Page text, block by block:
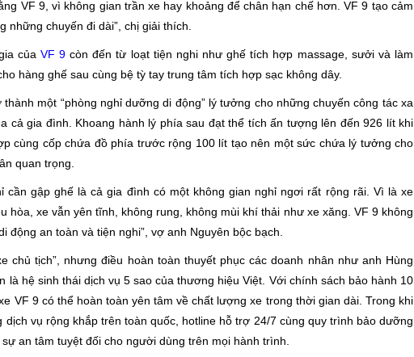
VF 9, vì không gian trần xe hay khoảng để chân hạn chế hơn. VF 9 tạo cảm
những chuyến đi dài”, chị giải thích.
của VF 9 còn đến từ loạt tiện nghi như ghế tích hợp massage, sưởi và làm
hàng ghế sau cùng bệ tỳ tay trung tâm tích hợp sạc không dây.
một “phòng nghỉ dưỡng di động” lý tưởng cho những chuyến công tác xa
cả gia đình. Khoang hành lý phía sau đạt thể tích ấn tượng lên đến 926 lít khi
cùng cốp chứa đồ phía trước rộng 100 lít tạo nên một sức chứa lý tưởng cho
quan trọng.
cần gập ghế là cả gia đình có một không gian nghỉ ngơi rất rộng rãi. Vì là xe
hòa, xe vẫn yên tĩnh, không rung, không mùi khí thải như xe xăng. VF 9 không
động an toàn và tiện nghi”, vợ anh Nguyên bộc bạch.
chủ tịch”, nhưng điều hoàn toàn thuyết phục các doanh nhân như anh Hùng
là hệ sinh thái dịch vụ 5 sao của thương hiệu Việt. Với chính sách bảo hành 10
VF 9 có thể hoàn toàn yên tâm về chất lượng xe trong thời gian dài. Trong khi
vụ rộng khắp trên toàn quốc, hotline hỗ trợ 24/7 cùng quy trình bảo dưỡng
an tâm tuyệt đối cho người dùng trên mọi hành trình.